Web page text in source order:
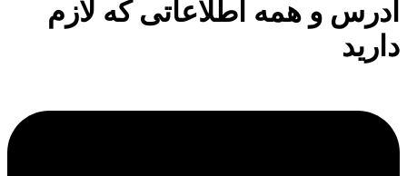
آدرس و همه اطلاعاتی که لازم
دارید